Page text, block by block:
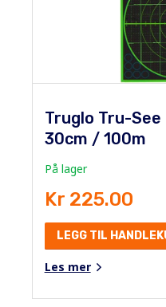
Truglo Tru-
30cm / 100m
På lager
Kr 225.00
LEGG TIL
Les mer